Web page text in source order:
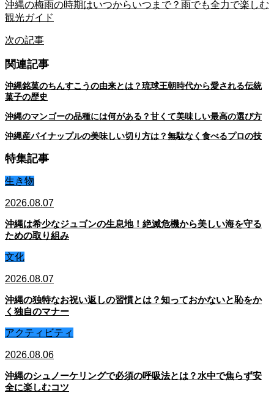
沖縄の梅雨の時期はいつからいつまで？雨でも全力で楽しむ
観光ガイド
次の記事
関連記事
沖縄銘菓のちんすこうの由来とは？琉球王朝時代から愛される伝統
菓子の歴史
沖縄のマンゴーの品種には何がある？甘くて美味しい最高の選び方
沖縄産パイナップルの美味しい切り方は？無駄なく食べるプロの技
特集記事
生き物
2026.08.07
沖縄は希少なジュゴンの生息地！絶滅危機から美しい海を守る
ための取り組み
文化
2026.08.07
沖縄の独特なお祝い返しの習慣とは？知っておかないと恥をか
く独自のマナー
アクティビティ
2026.08.06
沖縄のシュノーケリングで必須の呼吸法とは？水中で焦らず安
全に楽しむコツ